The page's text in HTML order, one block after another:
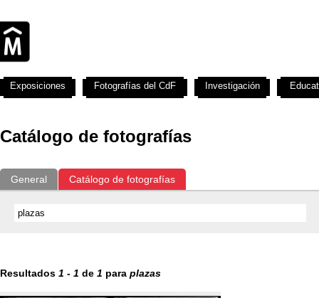
Catálogo de fotografías
General Catálogo de fotografías
Resultados 1 - 1 de 1 para plazas
Exposiciones Fotografías del CdF Investigación